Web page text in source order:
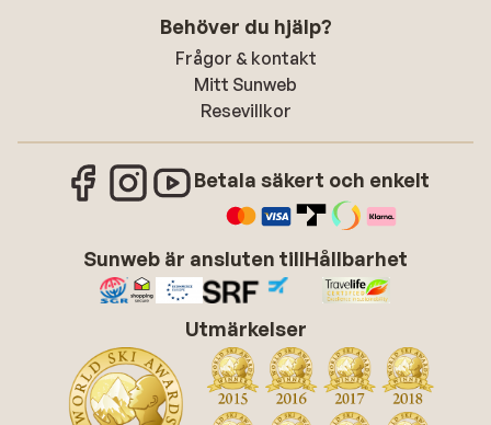
Behöver du hjälp?
Frågor & kontakt
Mitt Sunweb
Resevillkor
Betala säkert och enkelt
Sunweb är ansluten tillHållbarhet
Utmärkelser